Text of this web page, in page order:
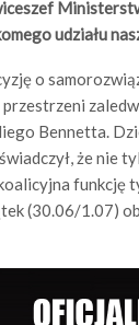
udziału
o
Bennetta.
że nie
funkcję
(30.06/1.07)